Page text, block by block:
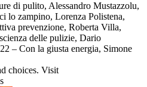
di pulito, Alessandro Mustazzolu,
lo zampino, Lorenza Polistena,
prevenzione, Roberta Villa,
delle pulizie, Dario
– Con la giusta energia, Simone
choices. Visit